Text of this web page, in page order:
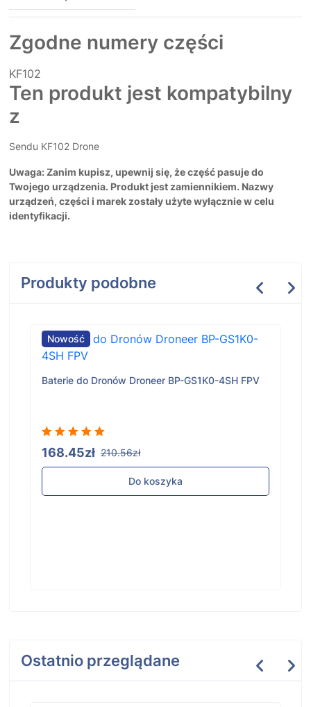
Zgodne numery części
KF102
Ten produkt jest kompatybilny
z
Sendu KF102 Drone
Uwaga: Zanim kupisz, upewnij się, że część pasuje do
Twojego urządzenia. Produkt jest zamiennikiem. Nazwy
urządzeń, części i marek zostały użyte wyłącznie w celu
identyfikacji.
Produkty podobne
Nowość
Baterie do Dronów Droneer BP-GS1K0-4SH FPV
168.45zł 210.56zł
Do koszyka
Ostatnio przeglądane